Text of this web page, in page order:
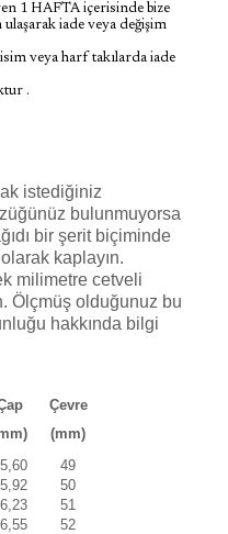
1 HAFTA içerisinde bize
iade veya değişim
veya harf takılarda iade
.
istediğiniz
bulunmuyorsa
bir şerit biçiminde
kaplayın.
milimetre cetveli
Ölçmüş olduğunuz bu
hakkında bilgi
Çevre
(mm)
49
50
51
52